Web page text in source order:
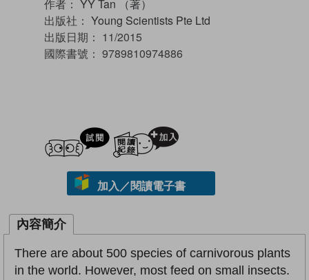
作者： YY Tan （著）
出版社： Young Scientists Pte Ltd
出版日期： 11/2015
國際書號： 9789810974886
試閲
加入／閱讀電子書
內容簡介
There are about 500 species of carnivorous plants
in the world. However, most feed on small insects.